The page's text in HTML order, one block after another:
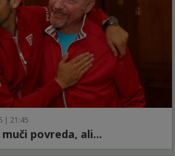
| 21:45
povreda, ali...